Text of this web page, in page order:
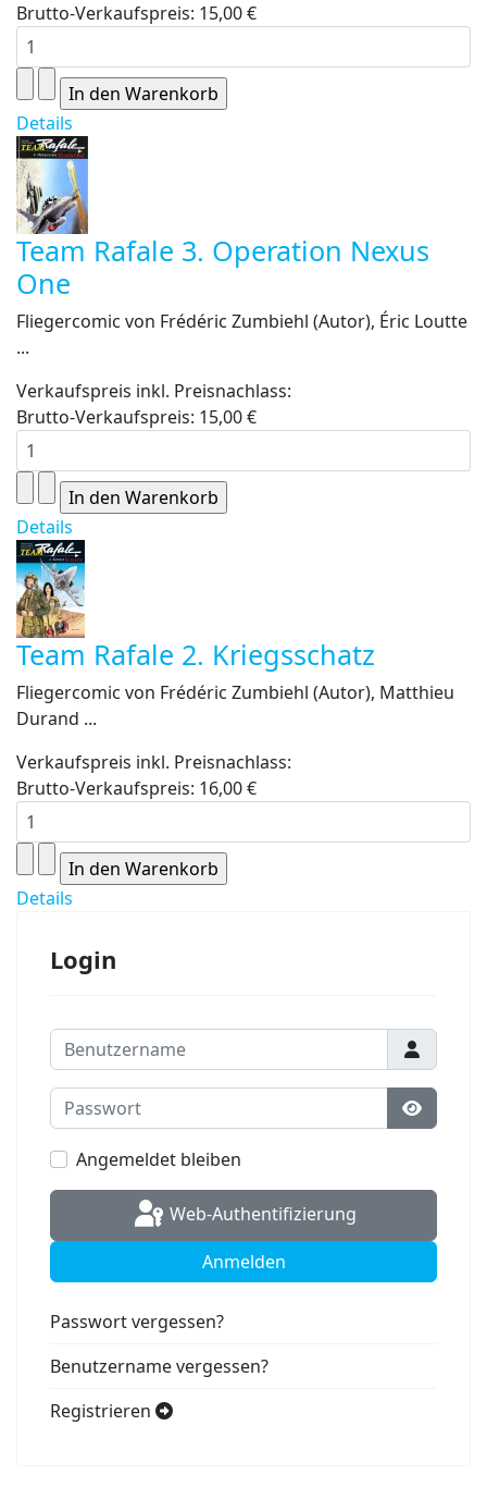
Brutto-Verkaufspreis: 15,00 €
Details
Team Rafale 3. Operation Nexus
One
Fliegercomic von Frédéric Zumbiehl (Autor), Éric Loutte
...
Verkaufspreis inkl. Preisnachlass:
Brutto-Verkaufspreis: 15,00 €
Details
Team Rafale 2. Kriegsschatz
Fliegercomic von Frédéric Zumbiehl (Autor), Matthieu
Durand ...
Verkaufspreis inkl. Preisnachlass:
Brutto-Verkaufspreis: 16,00 €
Details
Login
Benutzername
Passwort
Angemeldet bleiben
Web-Authentifizierung
Anmelden
Passwort vergessen?
Benutzername vergessen?
Registrieren